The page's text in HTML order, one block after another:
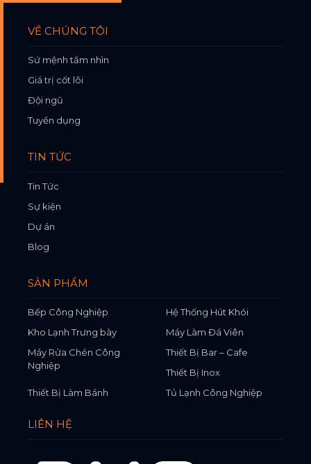
VỀ CHÚNG TÔI
Sứ mệnh tầm nhìn
Giá trị cốt lõi
Đội ngũ
Tuyển dụng
TIN TỨC
Tin Tức
Sự kiện
Dự án
Blog
SẢN PHẨM
Bếp Công Nghiệp
Hệ Thống Hút Khói
Kho Lạnh Trưng bày
Máy Làm Đá Viên
Máy Rửa Chén Công
Nghiệp
Thiết Bị Bar – Cafe
Thiết Bị Inox
Thiết Bị Làm Bánh
Tủ Lạnh Công Nghiệp
LIÊN HỆ